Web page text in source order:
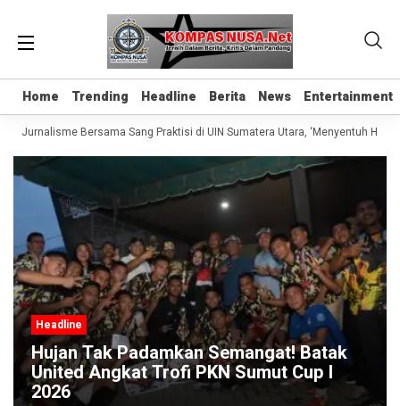
Home Trending Headline Berita News Entertainment
Home Trending Headline Berita News Entertainment
Jurnalisme Bersama Sang Praktisi di UIN Sumatera Utara, ‘Menyentuh Hati
Headline
Hujan Tak Padamkan Semangat! Batak
United Angkat Trofi PKN Sumut Cup I
2026